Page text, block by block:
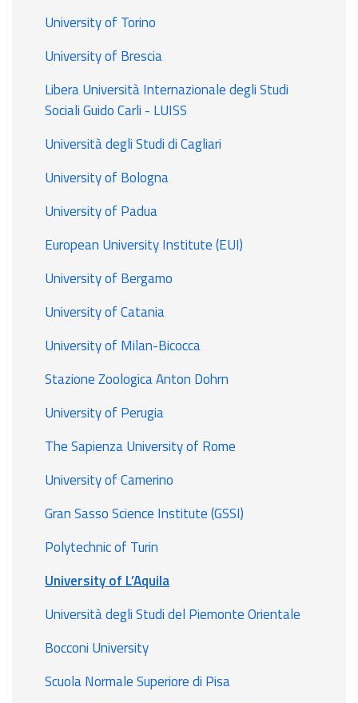
University of Torino
University of Brescia
Libera Università Internazionale degli Studi
Sociali Guido Carli - LUISS
Università degli Studi di Cagliari
University of Bologna
University of Padua
European University Institute (EUI)
University of Bergamo
University of Catania
University of Milan-Bicocca
Stazione Zoologica Anton Dohrn
University of Perugia
The Sapienza University of Rome
University of Camerino
Gran Sasso Science Institute (GSSI)
Polytechnic of Turin
University of L’Aquila
Università degli Studi del Piemonte Orientale
Bocconi University
Scuola Normale Superiore di Pisa